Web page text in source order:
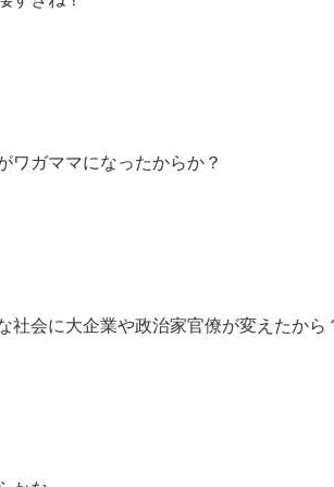
ワガママになったからか？
社会に大企業や政治家官僚が変えたから